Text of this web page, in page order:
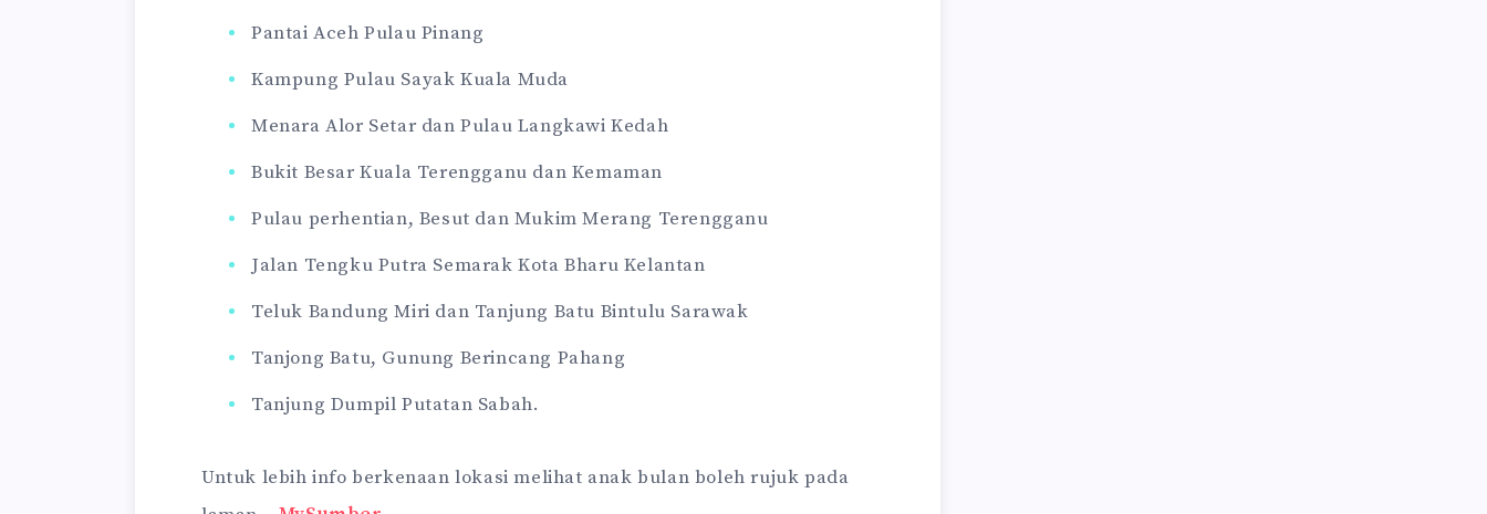
Pantai Aceh Pulau Pinang
Kampung Pulau Sayak Kuala Muda
Menara Alor Setar dan Pulau Langkawi Kedah
Bukit Besar Kuala Terengganu dan Kemaman
Pulau perhentian, Besut dan Mukim Merang Terengganu
Jalan Tengku Putra Semarak Kota Bharu Kelantan
Teluk Bandung Miri dan Tanjung Batu Bintulu Sarawak
Tanjong Batu, Gunung Berincang Pahang
Tanjung Dumpil Putatan Sabah.
Untuk lebih info berkenaan lokasi melihat anak bulan boleh rujuk pada